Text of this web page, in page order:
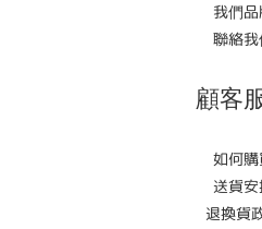
我們
聯絡我
顧客
如何購
送貨
退換貨